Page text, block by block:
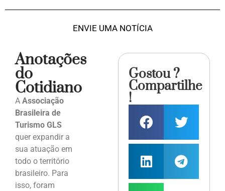
ENVIE UMA NOTÍCIA
Anotações
do
Cotidiano
A Associação
Brasileira de
Turismo GLS
quer expandir a
sua atuação em
todo o território
brasileiro. Para
isso, foram
Gostou ?
Compartilhe
!